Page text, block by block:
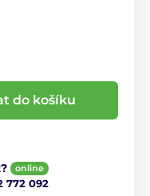
do košíku
online
772 092